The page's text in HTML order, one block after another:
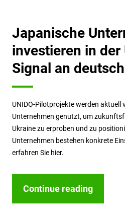
Japanische
investieren in der
Signal an
UNIDO-Pilotprojekte werden aktuell
Unternehmen genutzt, um
Ukraine zu erproben und zu
Unternehmen bestehen konkrete
erfahren Sie hier.
Continue reading